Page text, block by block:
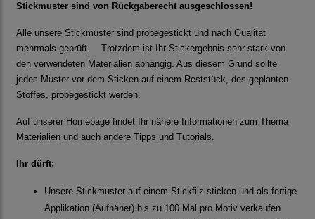
Stickmuster sind von Rückgaberecht ausgeschlossen!
Alle unsere Stickmuster sind probegestickt und nach Qualität
mehrmals geprüft. Trotzdem ist Ihr Stickergebnis sehr stark von
den verwendeten Materialien abhängig. Aus diesem Grund sollte
jedes Muster vor dem Sticken auf einem Reststück, des geplanten
Stoffes, probegestickt werden.
Auf unserer Homepage findet Ihr nähere Informationen zum Thema
Materialien und auch andere Tipps und Tutorials.
Ihr dürft:
Unsere Stickmuster auf einem Stickfilz sticken und als fertige
Applikation (Aufnäher) bis zu 100 Mal pro Motiv verkaufen